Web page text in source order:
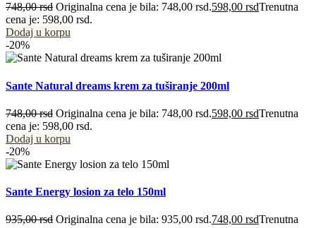
748,00rsd Originalna cena je bila: 748,00 rsd.598,00 rsdTrenutna
cena je: 598,00 rsd.
Dodaj u korpu
-20%
Sante Natural dreams krem za tuširanje 200ml
748,00rsd Originalna cena je bila: 748,00 rsd.598,00 rsdTrenutna
cena je: 598,00 rsd.
Dodaj u korpu
-20%
Sante Energy losion za telo 150ml
935,00rsd Originalna cena je bila: 935,00 rsd.748,00 rsdTrenutna